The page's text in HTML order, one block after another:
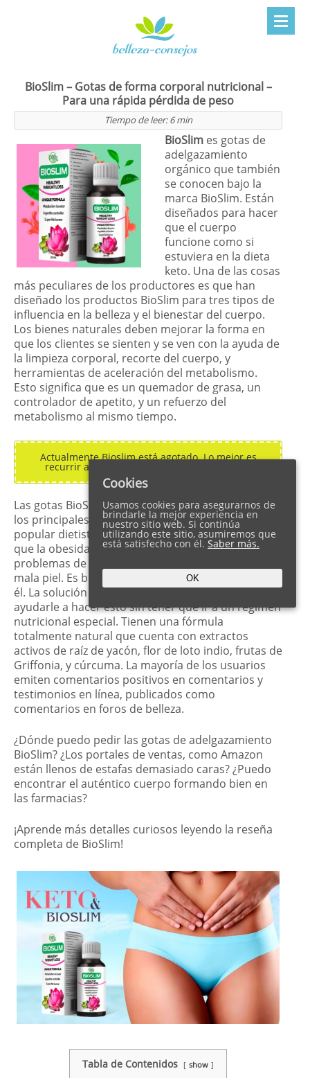
BioSlim – Gotas de forma corporal nutricional –
Para una rápida pérdida de peso
Tiempo de leer:6 min
BioSlim es gotas de
adelgazamiento
orgánico que también
se conocen bajo la
marca BioSlim. Están
diseñados para hacer
que el cuerpo
funcione como si
estuviera en la dieta
keto. Una de las cosas
más peculiares de los productores es que han
diseñado los productos BioSlim para tres tipos de
influencia en la belleza y el bienestar del cuerpo.
Los bienes naturales deben mejorar la forma en
que los clientes se sienten y se ven con la ayuda de
la limpieza corporal, recorte del cuerpo, y
herramientas de aceleración del metabolismo.
Esto significa que es un quemador de grasa, un
controlador de apetito, y un refuerzo del
metabolismo al mismo tiempo.
Actualmente Bioslim está agotado. Lo mejor es
recurrir a
Las gotas BioSlim son incluso recomendadas por
los principales expertos en nutrición, como el
popular dietista italiano Luigi Capozzolo. Advierte
que la obesidad puede conducir a graves
problemas de salud, como problemas articulares y
mala piel. Es bueno actuar preventivamente contra
él. La solución de adelgazamiento natural puede
ayudarle a hacer esto sin tener que ir a un régimen
nutricional especial. Tienen una fórmula
totalmente natural que cuenta con extractos
activos de raíz de yacón, flor de loto indio, frutas de
Griffonia, y cúrcuma. La mayoría de los usuarios
emiten comentarios positivos en comentarios y
testimonios en línea, publicados como
comentarios en foros de belleza.
¿Dónde puedo pedir las gotas de adelgazamiento
BioSlim? ¿Los portales de ventas, como Amazon
están llenos de estafas demasiado caras? ¿Puedo
encontrar el auténtico cuerpo formando bien en
las farmacias?
¡Aprende más detalles curiosos leyendo la reseña
completa de BioSlim!
Tabla de Contenidos show
Cookies
Usamos cookies para asegurarnos de
brindarle la mejor experiencia en
nuestro sitio web. Si continúa
utilizando este sitio, asumiremos que
está satisfecho con él. Saber más.
OK